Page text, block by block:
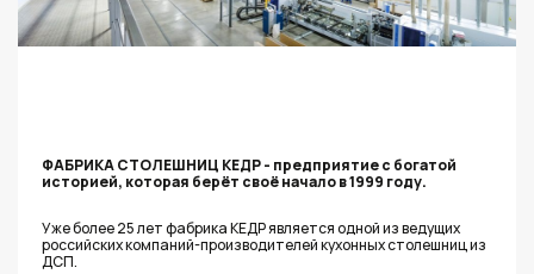
ФАБРИКА СТОЛЕШНИЦ КЕДР - предприятие с богатой
историей, которая берёт своё начало в 1999 году.
Уже более 25 лет фабрика КЕДР является одной из ведущих
российских компаний-производителей кухонных столешниц из
ДСП.